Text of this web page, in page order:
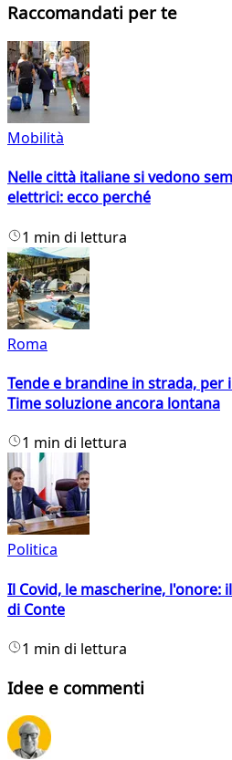
Raccomandati per te
Mobilità
Nelle città italiane si vedono
elettrici: ecco perché
1 min di lettura
Roma
Tende e brandine in strada, per
Time soluzione ancora lontana
1 min di lettura
Politica
Il Covid, le mascherine,
di Conte
1 min di lettura
Idee e commenti